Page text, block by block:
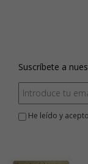
Suscríbete a
He leído y